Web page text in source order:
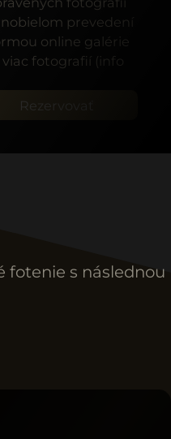
prevedení
online galérie
fotografií (info
Rezervovať
fotenie s následnou